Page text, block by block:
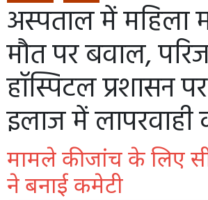
अस्पताल में महिला
मौत पर बवाल,
हॉस्पिटल प्रशासन
इलाज में
मामले की जांच के लिए
ने बनाई कमेटी